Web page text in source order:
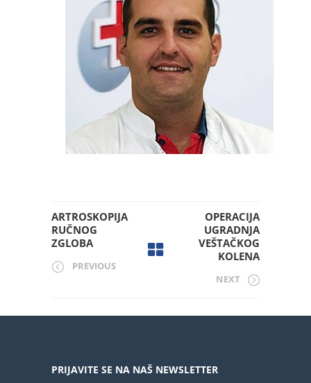
ARTROSKOPIJA
RUČNOG
ZGLOBA
PREVIOUS
OPERACIJA
UGRADNJA
VEŠTAČKOG
KOLENA
NEXT
PRIJAVITE SE NA NAŠ NEWSLETTER